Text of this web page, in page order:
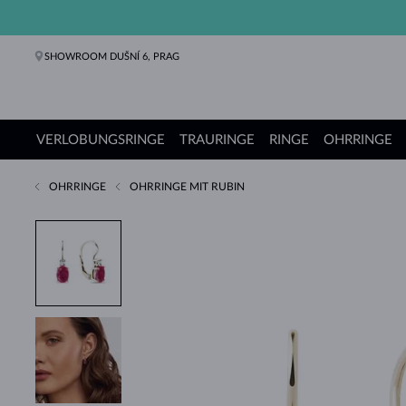
SHOWROOM DUŠNÍ 6, PRAG
VERLOBUNGSRINGE
Verlobungsringe
TRAURINGE
Trauringe
RINGE
Ringe
OHRRINGE
Ohrringe
Ketten
Armbänder
Perlen
Schmuck
Geschenke
KLENOTA Kollektionen
OHRRINGE OHRRINGE MIT RUBIN